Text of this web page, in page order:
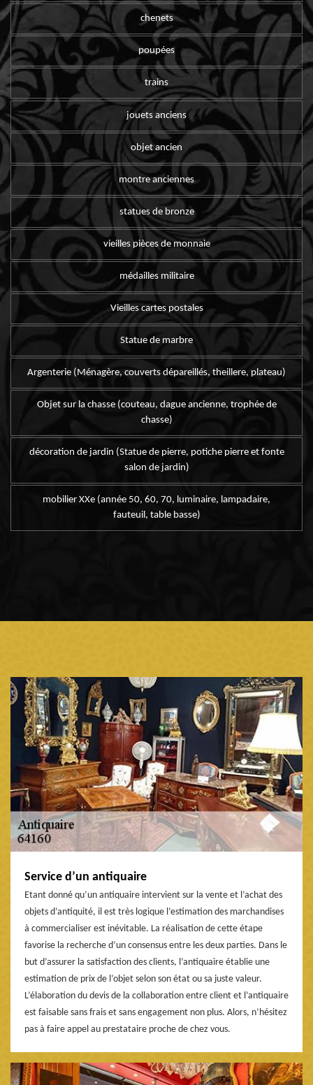
chenets
poupées
trains
jouets anciens
objet ancien
montre anciennes
statues de bronze
vieilles pièces de monnaie
médailles militaire
Vieilles cartes postales
Statue de marbre
Argenterie (Ménagère, couverts dépareillés, theillere, plateau)
Objet sur la chasse (couteau, dague ancienne, trophée de
chasse)
décoration de jardin (Statue de pierre, potiche pierre et fonte
salon de jardin)
mobilier XXe (année 50, 60, 70, luminaire, lampadaire,
fauteuil, table basse)
Service d’un antiquaire
Etant donné qu’un antiquaire intervient sur la vente et l’achat des
objets d’antiquité, il est très logique l’estimation des marchandises
à commercialiser est inévitable. La réalisation de cette étape
favorise la recherche d’un consensus entre les deux parties. Dans le
but d’assurer la satisfaction des clients, l’antiquaire établie une
estimation de prix de l’objet selon son état ou sa juste valeur.
L’élaboration du devis de la collaboration entre client et l’antiquaire
est faisable sans frais et sans engagement non plus. Alors, n’hésitez
pas à faire appel au prestataire proche de chez vous.